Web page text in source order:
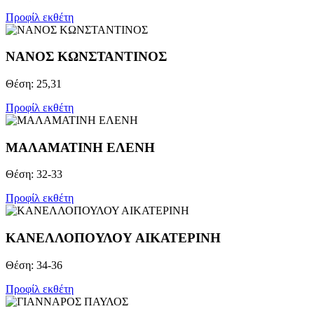
Προφίλ εκθέτη
ΝΑΝΟΣ ΚΩΝΣΤΑΝΤΙΝΟΣ
Θέση: 25,31
Προφίλ εκθέτη
ΜΑΛΑΜΑΤΙΝΗ ΕΛΕΝΗ
Θέση: 32-33
Προφίλ εκθέτη
ΚΑΝΕΛΛΟΠΟΥΛΟΥ ΑΙΚΑΤΕΡΙΝΗ
Θέση: 34-36
Προφίλ εκθέτη